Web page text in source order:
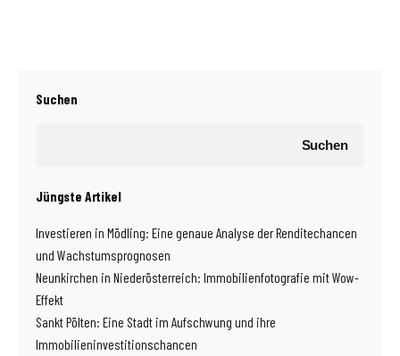
Suchen
Suchen
Jüngste Artikel
Investieren in Mödling: Eine genaue Analyse der Renditechancen
und Wachstumsprognosen
Neunkirchen in Niederösterreich: Immobilienfotografie mit Wow-
Effekt
Sankt Pölten: Eine Stadt im Aufschwung und ihre
Immobilieninvestitionschancen